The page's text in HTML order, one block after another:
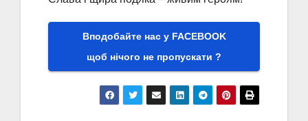
Вподобайте нас у FACEBOOK
щоб нічого не пропускати ?